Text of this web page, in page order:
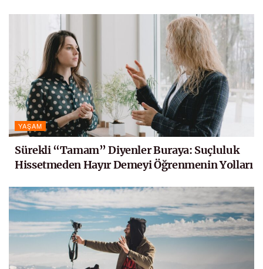
YAŞAM
Sürekli “Tamam” Diyenler Buraya: Suçluluk
Hissetmeden Hayır Demeyi Öğrenmenin Yolları